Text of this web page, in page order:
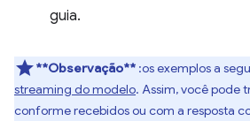
guia.
**Observação** :os exemplos a
streaming do modelo. Assim, você pode
conforme recebidos ou com a resposta